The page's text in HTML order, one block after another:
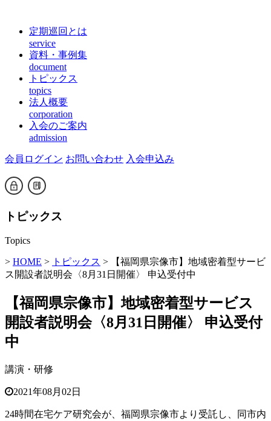
定期巡回とは
service
資料・事例集
document
トピックス
topics
法人概要
corporation
入会のご案内
admission
会員ログイン お問い合わせ 入会申込み
トピックス
Topics
> HOME > トピックス > 【福岡県宗像市】地域密着型サービ
ス開設者説明会〈8月31日開催〉 申込受付中
【福岡県宗像市】地域密着型サービス
開設者説明会〈8月31日開催〉 申込受付
中
講演・研修
2021年08月02日
24時間在宅ケア研究会が、福岡県宗像市より受託し、同市内